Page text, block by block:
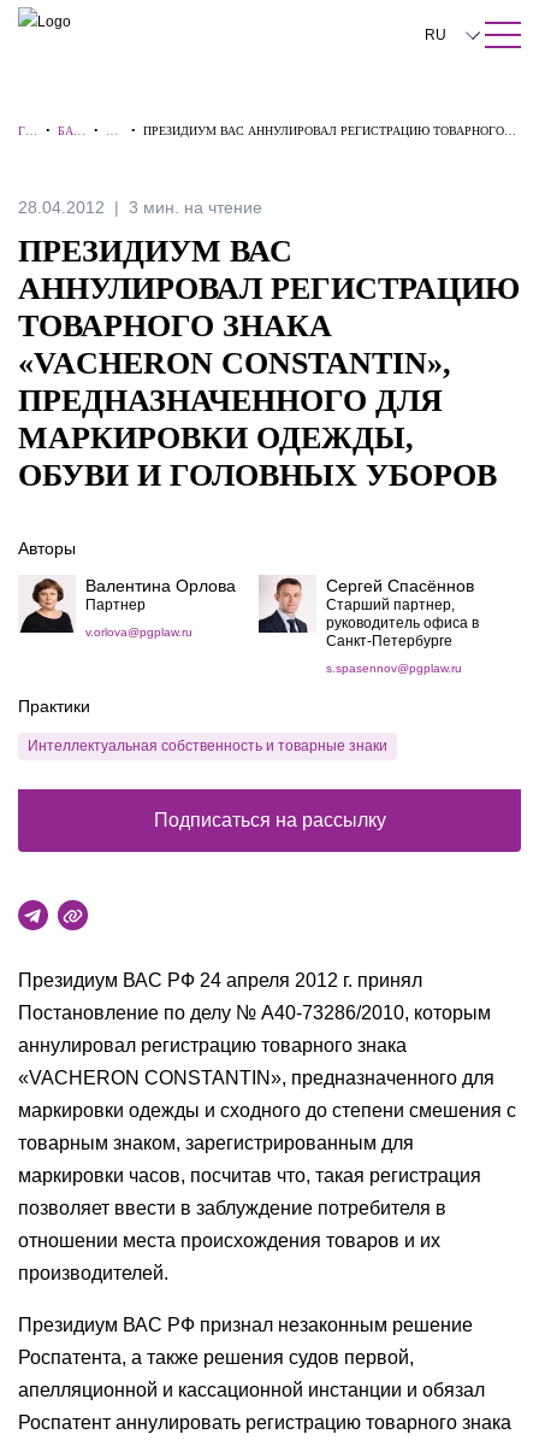
ПОИСК ПО САЙТУ Закрыть
RU
中文
Italiano
Português
ГЛ
• БАЗ
• • ПРЕЗИДИУМ ВАС АННУЛИРОВАЛ РЕГИСТРАЦИЮ ТОВАРНОГО
28.04.2012 3 мин. на чтение
ПРЕЗИДИУМ ВАС
АННУЛИРОВАЛ РЕГИСТРАЦИЮ
ТОВАРНОГО ЗНАКА
«VACHERON CONSTANTIN»,
ПРЕДНАЗНАЧЕННОГО ДЛЯ
МАРКИРОВКИ ОДЕЖДЫ,
ОБУВИ И ГОЛОВНЫХ УБОРОВ
Президиум ВАС РФ 24 апреля 2012 г. принял
Постановление по делу № А40-73286/2010, которым
аннулировал регистрацию товарного знака
«VACHERON CONSTANTIN», предназначенного для
маркировки одежды и сходного до степени смешения с
товарным знаком, зарегистрированным для
маркировки часов, посчитав что, такая регистрация
позволяет ввести в заблуждение потребителя в
отношении места происхождения товаров и их
производителей.
Президиум ВАС РФ признал незаконным решение
Роспатента, а также решения судов первой,
апелляционной и кассационной инстанции и обязал
Роспатент аннулировать регистрацию товарного знака
Авторы
Валентина Орлова
Партнер
v.orlova@pgplaw.ru
Сергей Спасённов
Старший партнер,
руководитель офиса в
Санкт-Петербурге
s.spasennov@pgplaw.ru
Практики
Интеллектуальная собственность и товарные знаки
Подписаться на рассылку